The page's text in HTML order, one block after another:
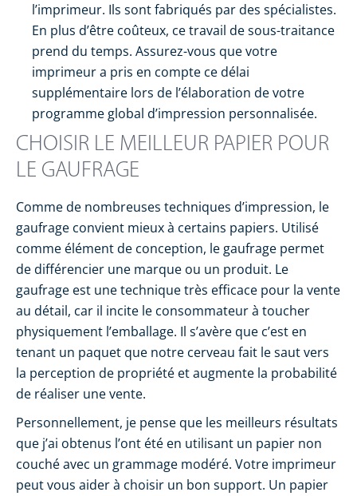
l’imprimeur. Ils sont fabriqués par des spécialistes.
En plus d’être coûteux, ce travail de sous-traitance
prend du temps. Assurez-vous que votre
imprimeur a pris en compte ce délai
supplémentaire lors de l’élaboration de votre
programme global d’impression personnalisée.
CHOISIR LE MEILLEUR PAPIER POUR
LE GAUFRAGE
Comme de nombreuses techniques d’impression, le
gaufrage convient mieux à certains papiers. Utilisé
comme élément de conception, le gaufrage permet
de différencier une marque ou un produit. Le
gaufrage est une technique très efficace pour la vente
au détail, car il incite le consommateur à toucher
physiquement l’emballage. Il s’avère que c’est en
tenant un paquet que notre cerveau fait le saut vers
la perception de propriété et augmente la probabilité
de réaliser une vente.
Personnellement, je pense que les meilleurs résultats
que j’ai obtenus l’ont été en utilisant un papier non
couché avec un grammage modéré. Votre imprimeur
peut vous aider à choisir un bon support. Un papier